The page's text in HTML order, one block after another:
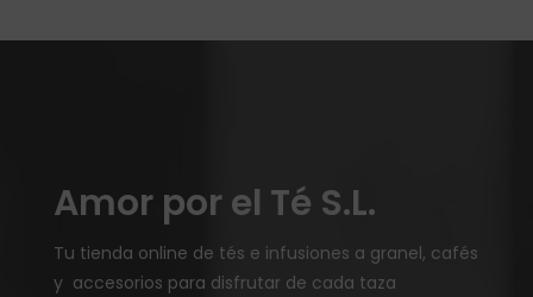
Amor por el Té S.L.
Tu tienda online de tés e infusiones a granel, cafés
y accesorios para disfrutar de cada taza